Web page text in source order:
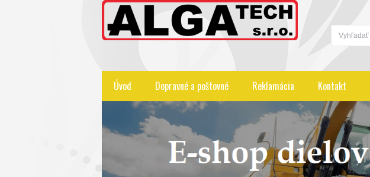
Úvod Dopravné a poštovné Reklamácia Kontakt